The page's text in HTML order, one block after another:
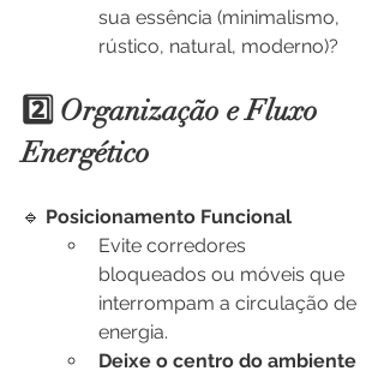
sua essência (minimalismo,
rústico, natural, moderno)?
2️⃣ Organização e Fluxo
Energético
🔹 Posicionamento Funcional
Evite corredores
bloqueados ou móveis que
interrompam a circulação de
energia.
Deixe o centro do ambiente